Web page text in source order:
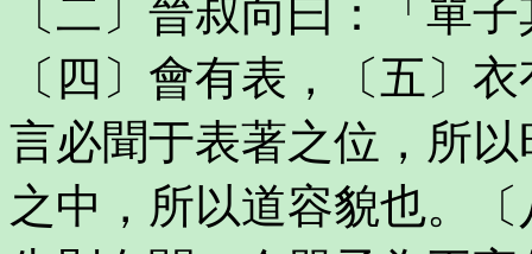
〔二〕晉叔向曰：「單
〔四〕會有表，〔五〕
言必聞于表著之位，所
之中，所以道容貌也。